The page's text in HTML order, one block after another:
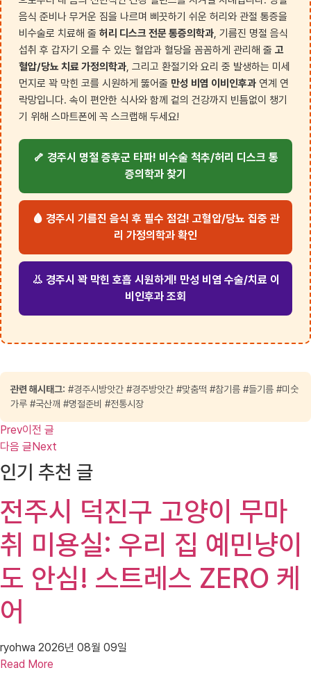
음식 준비나 무거운 짐을 나르며 삐끗하기 쉬운 허리와 관절 통증을
비수술로 치료해 줄 허리 디스크 전문 통증의학과 , 기름진 명절 음식
섭취 후 갑자기 오를 수 있는 혈압과 혈당을 꼼꼼하게 관리해 줄 고
혈압/당뇨 치료 가정의학과 , 그리고 환절기와 요리 중 발생하는 미세
먼지로 꽉 막힌 코를 시원하게 뚫어줄 만성 비염 이비인후과 연계 연
락망입니다. 속이 편안한 식사와 함께 겉의 건강까지 빈틈없이 챙기
기 위해 스마트폰에 꼭 스크랩해 두세요!
🦴 경주시 명절 증후군 타파! 비수술 척추/허리 디스크 통
증의학과 찾기
🩸 경주시 기름진 음식 후 필수 점검! 고혈압/당뇨 집중 관
리 가정의학과 확인
👃 경주시 꽉 막힌 호흡 시원하게! 만성 비염 수술/치료 이
비인후과 조회
관련 해시태그: #경주시방앗간 #경주방앗간 #맞춤떡 #참기름 #들기름 #미숫
가루 #국산깨 #명절준비 #전통시장
Prev이전 글
다음 글Next
인기 추천 글
전주시 덕진구 고양이 무마
취 미용실: 우리 집 예민냥이
도 안심! 스트레스 ZERO 케
어
ryohwa 2026년 08월 09일
Read More